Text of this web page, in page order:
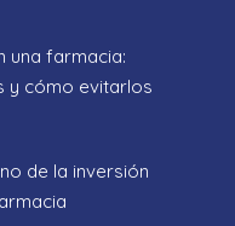
una farmacia:
y cómo evitarlos
de la inversión